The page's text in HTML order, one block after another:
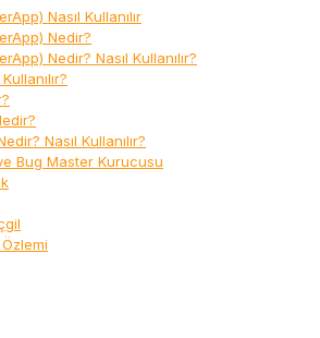
Nasıl Kullanılır
Nedir?
Nedir? Nasıl Kullanılır?
Nasıl Kullanılır?
Bug Master Kurucusu